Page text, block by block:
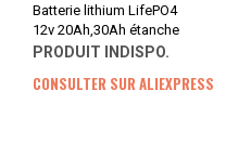
Batterie lithium LifePO4
12v 20Ah,30Ah étanche
PRODUIT INDISPO.
CONSULTER SUR ALIEXPRESS